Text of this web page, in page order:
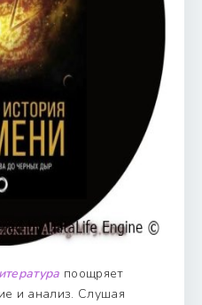
поощряет
и анализ. Слушая